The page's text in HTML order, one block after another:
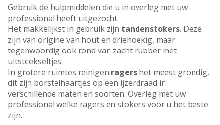
Gebruik de hulpmiddelen die u in overleg met uw
professional heeft uitgezocht.
Het makkelijkst in gebruik zijn tandenstokers. Deze
zijn van origine van hout en driehoekig, maar
tegenwoordig ook rond van zacht rubber met
uitsteekseltjes.
In grotere ruimtes reinigen ragers het meest grondig,
dit zijn borstelhaartjes op een ijzerdraad in
verschillende maten en soorten. Overleg met uw
professional welke ragers en stokers voor u het beste
zijn.